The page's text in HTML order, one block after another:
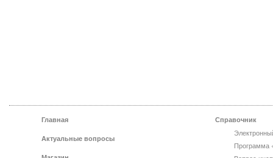
Главная
Актуальные вопросы
Справочник
Программа